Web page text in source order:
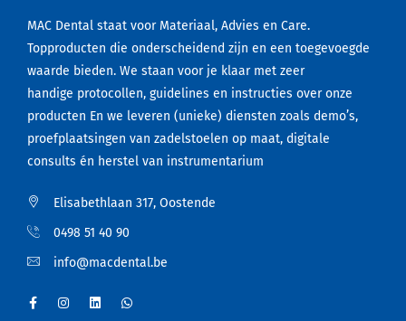
MAC Dental staat voor Materiaal, Advies en Care.
Topproducten die onderscheidend zijn en een toegevoegde
waarde bieden. We staan voor je klaar met zeer
handige protocollen, guidelines en instructies over onze
producten En we leveren (unieke) diensten zoals demo’s,
proefplaatsingen van zadelstoelen op maat, digitale
consults én herstel van instrumentarium
Elisabethlaan 317, Oostende
0498 51 40 90
info@macdental.be